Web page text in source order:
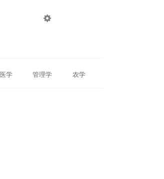

医学 管理学 农学